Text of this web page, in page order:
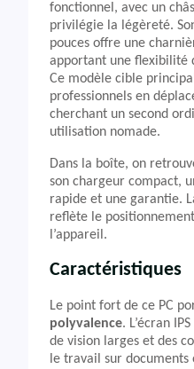
fonctionnel, avec un
privilégie la légèreté.
pouces offre une
apportant une flexibilité
Ce modèle cible
professionnels en
cherchant un second
utilisation nomade.
Dans la boîte, on
son chargeur compact,
rapide et une garantie.
reflète le
l’appareil.
Caractéristiques
Le point fort de ce PC
polyvalence. L’écran
de vision larges et des
le travail sur documents